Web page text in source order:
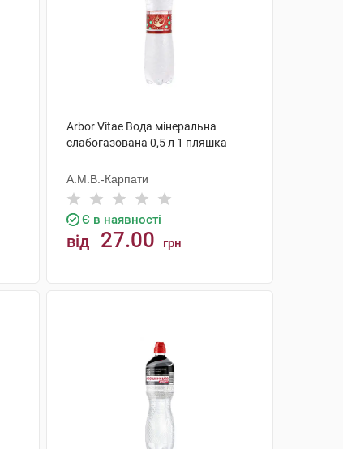
Arbor Vitae Вода мінеральна
слабогазована 0,5 л 1 пляшка
А.М.В.-Карпати
Є в наявності
від 27.00 грн